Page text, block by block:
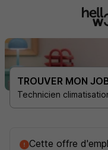
TROUVER MON
Technicien
Cette offre